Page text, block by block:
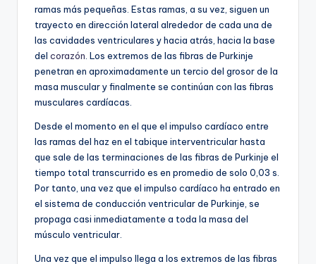
ramas más pequeñas. Estas ramas, a su vez, siguen un
trayecto en dirección lateral alrededor de cada una de
las cavidades ventriculares y hacia atrás, hacia la base
del corazón . Los extremos de las fibras de Purkinje
penetran en aproximadamente un tercio del grosor de la
masa muscular y finalmente se continúan con las fibras
musculares cardíacas.
Desde el momento en el que el impulso cardíaco entre
las ramas del haz en el tabique interventricular hasta
que sale de las terminaciones de las fibras de Purkinje el
tiempo total transcurrido es en promedio de solo 0,03 s.
Por tanto, una vez que el impulso cardíaco ha entrado en
el sistema de conducción ventricular de Purkinje, se
propaga casi inmediatamente a toda la masa del
músculo ventricular.
Una vez que el impulso llega a los extremos de las fibras